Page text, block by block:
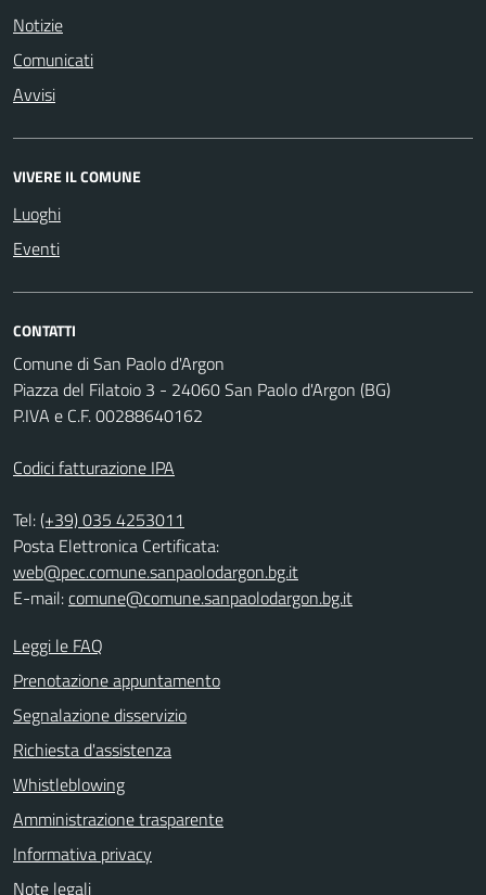
Notizie
Comunicati
Avvisi
VIVERE IL COMUNE
Luoghi
Eventi
CONTATTI
Comune di San Paolo d'Argon
Piazza del Filatoio 3 - 24060 San Paolo d'Argon (BG)
P.IVA e C.F. 00288640162
Codici fatturazione IPA
Tel:(+39) 035 4253011
Posta Elettronica Certificata:
web@pec.comune.sanpaolodargon.bg.it
E-mail:comune@comune.sanpaolodargon.bg.it
Leggi le FAQ
Prenotazione appuntamento
Segnalazione disservizio
Richiesta d'assistenza
Whistleblowing
Amministrazione trasparente
Informativa privacy
Note legali